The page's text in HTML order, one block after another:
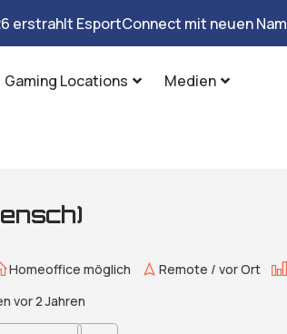
erstrahlt EsportConnect mit neuen
Gaming Locations Medien
Homeoffice möglich Remote / vor Ort
vor 2 Jahren